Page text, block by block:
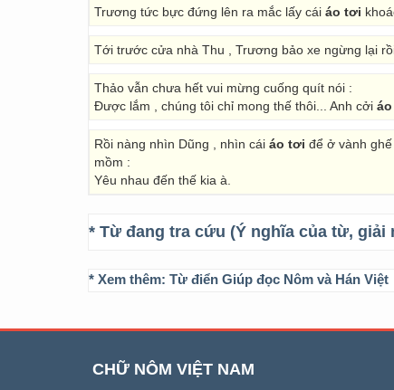
Trương tức bực đứng lên ra mắc lấy cái áo tơi
Tới trước cửa nhà Thu , Trương bảo xe ngừng lại
Thảo vẫn chưa hết vui mừng cuống quít nói :
Được lắm , chúng tôi chỉ mong thế thôi... Anh cởi
Rồi nàng nhìn Dũng , nhìn cái áo tơi để ở vành
mồm :
Yêu nhau đến thế kia à.
* Từ đang tra cứu (Ý nghĩa của từ, giải
* Xem thêm: Từ điển Giúp đọc Nôm và Hán Việt
CHỮ NÔM VIỆT NAM